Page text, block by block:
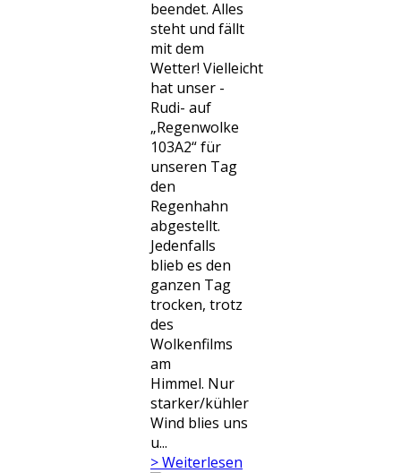
beendet. Alles
steht und fällt
mit dem
Wetter! Vielleicht
hat unser -
Rudi- auf
„Regenwolke
103A2“ für
unseren Tag
den
Regenhahn
abgestellt.
Jedenfalls
blieb es den
ganzen Tag
trocken, trotz
des
Wolkenfilms
am
Himmel. Nur
starker/kühler
Wind blies uns
u...
> Weiterlesen